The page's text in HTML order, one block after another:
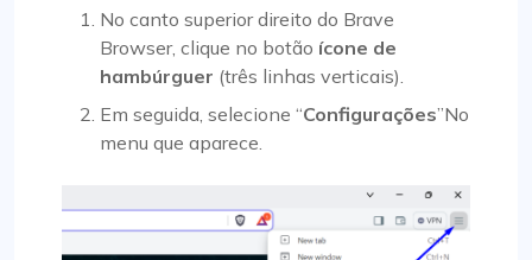
No canto superior direito do Brave
Browser, clique no botão ícone de
hambúrguer (três linhas verticais).
Em seguida, selecione “Configurações”No
menu que aparece.